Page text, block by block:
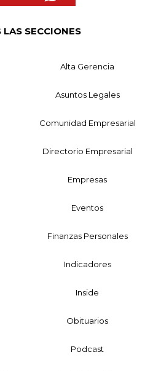
LAS SECCIONES
Alta Gerencia
Asuntos Legales
Comunidad Empresarial
Directorio Empresarial
Empresas
Eventos
Finanzas Personales
Indicadores
Inside
Obituarios
Podcast